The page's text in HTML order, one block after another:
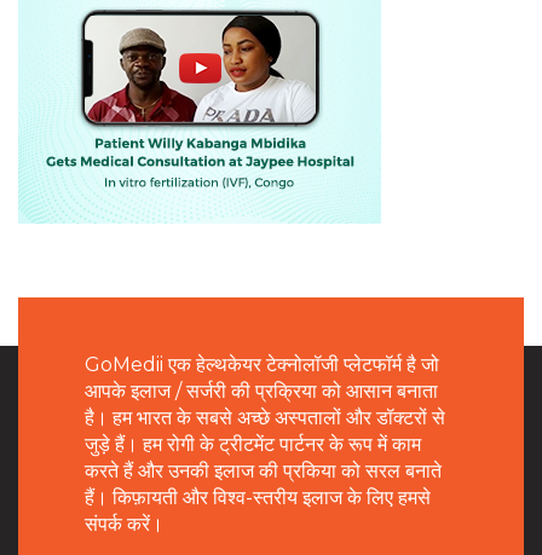
GoMedii एक हेल्थकेयर टेक्नोलॉजी प्लेटफॉर्म है जो
आपके इलाज / सर्जरी की प्रक्रिया को आसान बनाता
है। हम भारत के सबसे अच्छे अस्पतालों और डॉक्टरों से
जुड़े हैं। हम रोगी के ट्रीटमेंट पार्टनर के रूप में काम
करते हैं और उनकी इलाज की प्रकिया को सरल बनाते
हैं। किफ़ायती और विश्व-स्तरीय इलाज के लिए हमसे
संपर्क करें।